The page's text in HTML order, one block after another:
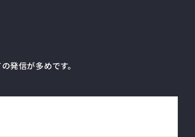
発信が多めです。